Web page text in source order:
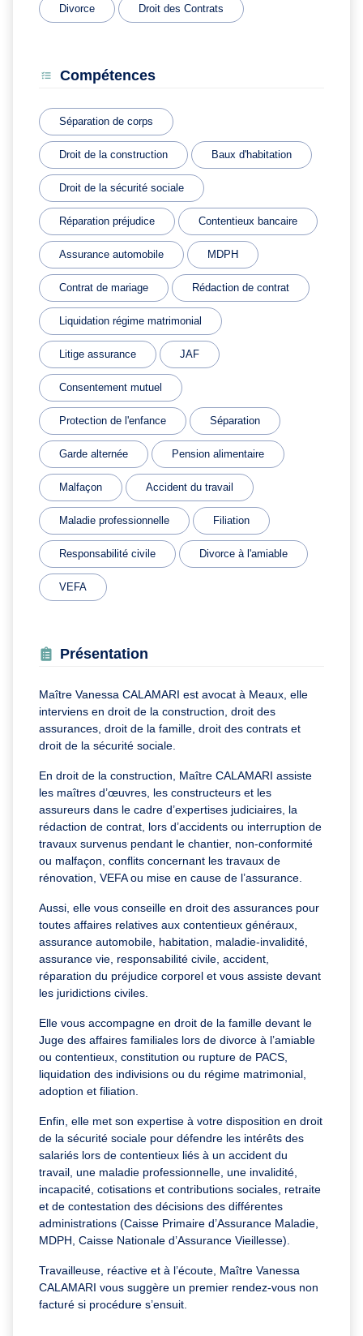
Divorce Droit des Contrats
Compétences
Séparation de corps
Droit de la construction Baux d'habitation
Droit de la sécurité sociale
Réparation préjudice Contentieux bancaire
Assurance automobile MDPH
Contrat de mariage Rédaction de contrat
Liquidation régime matrimonial
Litige assurance JAF
Consentement mutuel
Protection de l'enfance Séparation
Garde alternée Pension alimentaire
Malfaçon Accident du travail
Maladie professionnelle Filiation
Responsabilité civile Divorce à l'amiable
VEFA
Présentation
Maître Vanessa CALAMARI est avocat à Meaux, elle
interviens en droit de la construction, droit des
assurances, droit de la famille, droit des contrats et
droit de la sécurité sociale.
En droit de la construction, Maître CALAMARI assiste
les maîtres d’œuvres, les constructeurs et les
assureurs dans le cadre d’expertises judiciaires, la
rédaction de contrat, lors d’accidents ou interruption de
travaux survenus pendant le chantier, non-conformité
ou malfaçon, conflits concernant les travaux de
rénovation, VEFA ou mise en cause de l’assurance.
Aussi, elle vous conseille en droit des assurances pour
toutes affaires relatives aux contentieux généraux,
assurance automobile, habitation, maladie-invalidité,
assurance vie, responsabilité civile, accident,
réparation du préjudice corporel et vous assiste devant
les juridictions civiles.
Elle vous accompagne en droit de la famille devant le
Juge des affaires familiales lors de divorce à l’amiable
ou contentieux, constitution ou rupture de PACS,
liquidation des indivisions ou du régime matrimonial,
adoption et filiation.
Enfin, elle met son expertise à votre disposition en droit
de la sécurité sociale pour défendre les intérêts des
salariés lors de contentieux liés à un accident du
travail, une maladie professionnelle, une invalidité,
incapacité, cotisations et contributions sociales, retraite
et de contestation des décisions des différentes
administrations (Caisse Primaire d’Assurance Maladie,
MDPH, Caisse Nationale d’Assurance Vieillesse).
Travailleuse, réactive et à l’écoute, Maître Vanessa
CALAMARI vous suggère un premier rendez-vous non
facturé si procédure s’ensuit.